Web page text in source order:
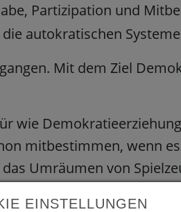
Partizipation und
autokratischen
Mit dem Ziel
wie
mitbestimmen, wenn
Umräumen von
EINSTELLUNGEN